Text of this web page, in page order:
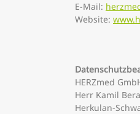
E-Mail:
Website:
HERZmed
Herr Kamil
Herkulan-